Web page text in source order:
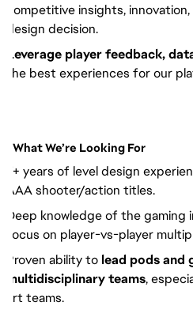
competitive insights,
design decision.
Leverage player feedback,
the best experiences for our
What We’re Looking For
7+ years of level design
AAA shooter/action titles.
Deep knowledge of the
focus on player-vs-player
Proven ability to lead pods and
multidisciplinary teams,
art teams.